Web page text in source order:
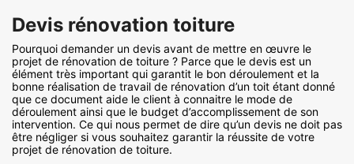
Devis rénovation toiture
Pourquoi demander un devis avant de mettre en œuvre le
projet de rénovation de toiture ? Parce que le devis est un
élément très important qui garantit le bon déroulement et la
bonne réalisation de travail de rénovation d’un toit étant donné
que ce document aide le client à connaitre le mode de
déroulement ainsi que le budget d’accomplissement de son
intervention. Ce qui nous permet de dire qu’un devis ne doit pas
être négliger si vous souhaitez garantir la réussite de votre
projet de rénovation de toiture.